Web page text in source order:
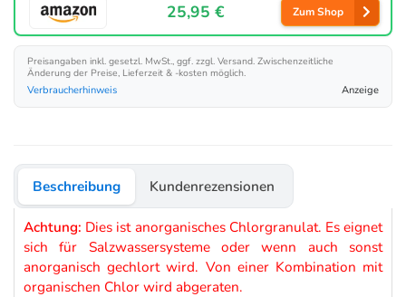
25,95 € Zum Shop
Preisangaben inkl. gesetzl. MwSt., ggf. zzgl. Versand. Zwischenzeitliche
Änderung der Preise, Lieferzeit & -kosten möglich.
Verbraucherhinweis
Anzeige
Beschreibung Kundenrezensionen
Achtung: Dies ist anorganisches Chlorgranulat. Es eignet
sich für Salzwassersysteme oder wenn auch sonst
anorganisch gechlort wird. Von einer Kombination mit
organischen Chlor wird abgeraten.